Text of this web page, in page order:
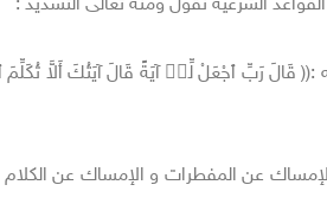
الشّرعيّة نقول ومنه تعالى التّسديد :
:(( قَالَ رَبِّ ٱجْعَلْ لِّيۤ آيَةً قَالَ آيَتُكَ أَلاَّ تُكَلِّمَ
عن المفطرات و الإمساك عن